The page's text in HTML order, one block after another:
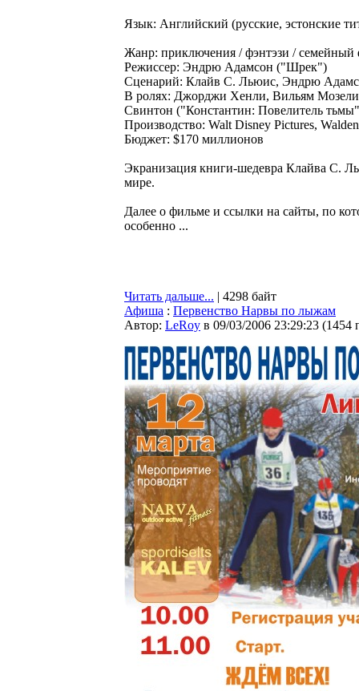
Язык: Английский (русские, эстонские
Жанр: приключения / фэнтэзи / семейный
Режиссер: Эндрю Адамсон ("Шрек")
Сценарий: Клайв С. Льюис, Эндрю
В ролях: Джорджи Хенли, Вильям
Свинтон ("Константин: Повелитель
Производство: Walt Disney Pictures,
Бюджет: $170 миллионов
Экранизация книги-шедевра Клайва С.
мире.
Далее о фильме и ссылки на сайты, по
особенно ...
Читать дальше... | 4298 байт
Афиша : Первенство Нарвы по лыжам
Автор: LeRoy в 09/03/2006 23:29:23 (1454